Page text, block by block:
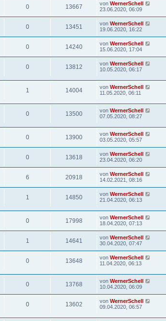
0 13667 von WernerSchell
23.06.2020, 06:09
0 13451 von WernerSchell
19.06.2020, 16:22
0 14240 von WernerSchell
15.06.2020, 17:04
0 13812 von WernerSchell
10.05.2020, 06:17
1 14004 von WernerSchell
11.05.2020, 06:11
0 13500 von WernerSchell
07.05.2020, 08:27
0 13900 von WernerSchell
03.05.2020, 05:57
0 13618 von WernerSchell
23.04.2020, 06:20
6 20918 von WernerSchell
14.02.2021, 08:16
1 14850 von WernerSchell
21.04.2020, 06:13
0 17998 von WernerSchell
18.04.2020, 07:13
1 14641 von WernerSchell
30.04.2020, 07:47
0 13648 von WernerSchell
11.04.2020, 06:13
0 13768 von WernerSchell
10.04.2020, 06:09
0 13602 von WernerSchell
09.04.2020, 06:57